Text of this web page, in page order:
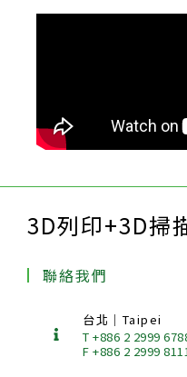
3D列印+3D掃
聯絡我們
台北｜Taipei
T +886 2 2999
F +886 2 2999